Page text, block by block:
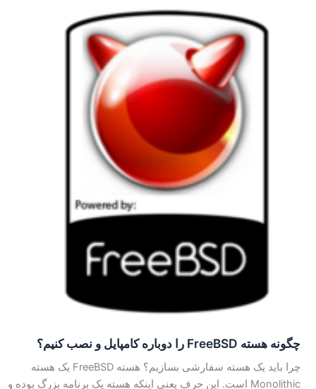
چگونه هسته FreeBSD را دوباره كامپايل و نصب كنيم؟
چرا باید یک هسته سفارشی بسازیم؟ هسته FreeBSD یک هسته
Monolithic است. این حرف یعنی اینکه هسته یک برنامه بزرگ بوده و